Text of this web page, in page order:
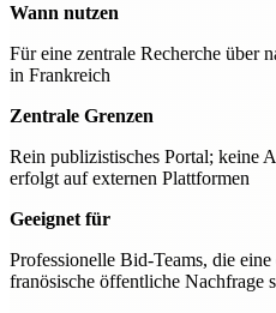
Wann nutzen
Für eine zentrale Recherche über
in Frankreich
Zentrale Grenzen
Rein publizistisches Portal; keine
erfolgt auf externen Plattformen
Geeignet für
Professionelle Bid-Teams, die
franösische öffentliche Nachfrage